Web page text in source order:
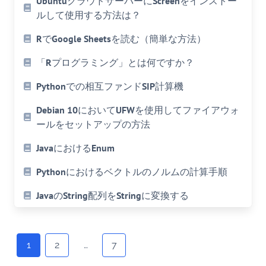
ルして使用する方法は？
RでGoogle Sheetsを読む（簡単な方法）
「Rプログラミング」とは何ですか？
Pythonでの相互ファンドSIP計算機
Debian 10においてUFWを使用してファイアウォ
ールをセットアップの方法
JavaにおけるEnum
Pythonにおけるベクトルのノルムの計算手順
JavaのString配列をStringに変換する
navigation
1 2 … 7